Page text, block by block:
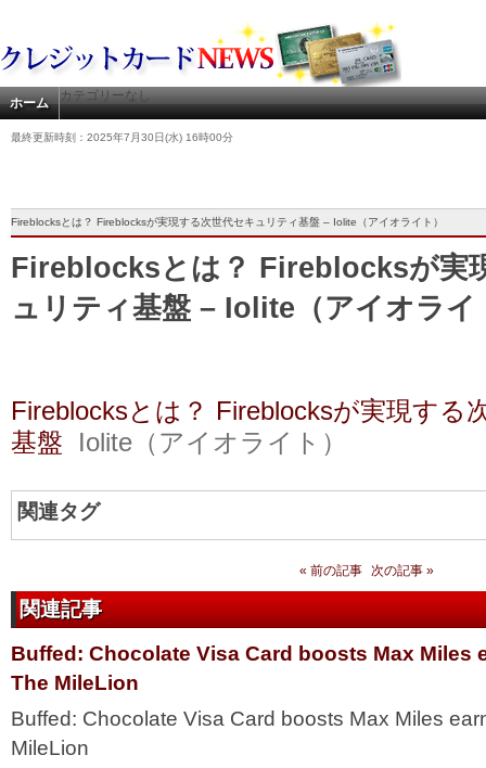
ホーム カテゴリーなし
最終更新時刻：2025年7月30日(水) 16時00分
Fireblocksとは？ Fireblocksが実現する次世代セキュリティ基盤 – Iolite（アイオライト）
Fireblocksとは？ Fireblocksが実
ュリティ基盤 – Iolite（アイオライ
Fireblocksとは？ Fireblocksが実現する
基盤
Iolite（アイオライト）
関連タグ
« 前の記事 次の記事 »
関連記事
Buffed: Chocolate Visa Card boosts Max Miles
The MileLion
Buffed: Chocolate Visa Card boosts Max Miles
MileLion